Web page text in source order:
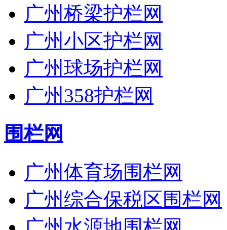
广州桥梁护栏网
广州小区护栏网
广州球场护栏网
广州358护栏网
围栏网
广州体育场围栏网
广州综合保税区围栏网